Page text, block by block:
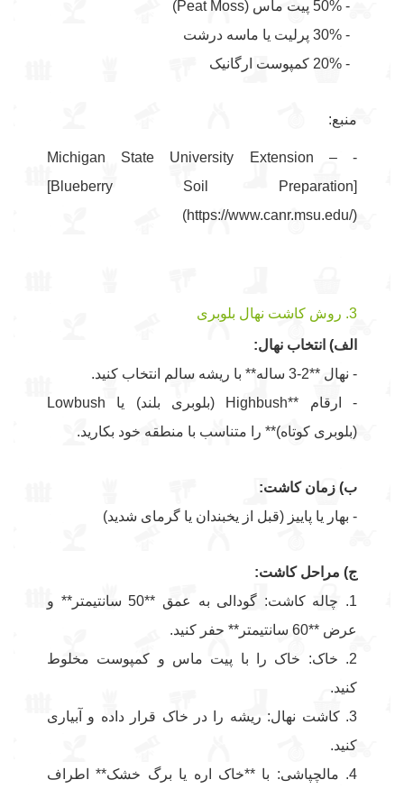
- 50% پیت ماس (Peat Moss)
- 30% پرلیت یا ماسه درشت
- 20% کمپوست ارگانیک
منبع:
- Michigan State University Extension –
[Blueberry Soil Preparation]
(https://www.canr.msu.edu/)
3. روش کاشت نهال بلوبری
الف) انتخاب نهال:
- نهال **2-3 ساله** با ریشه سالم انتخاب کنید.
- ارقام **Highbush (بلوبری بلند) یا Lowbush
(بلوبری کوتاه)** را متناسب با منطقه خود بکارید.
ب) زمان کاشت:
- بهار یا پاییز (قبل از یخبندان یا گرمای شدید)
ج) مراحل کاشت:
1. چاله کاشت: گودالی به عمق **50 سانتیمتر** و
عرض **60 سانتیمتر** حفر کنید.
2. خاک: خاک را با پیت ماس و کمپوست مخلوط
کنید.
3. کاشت نهال: ریشه را در خاک قرار داده و آبیاری
کنید.
4. مالچپاشی: با **خاک اره یا برگ خشک** اطراف